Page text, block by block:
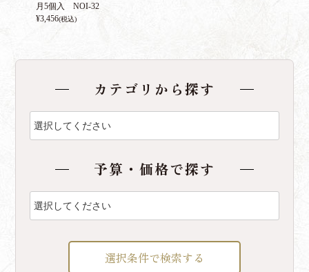
月5個入 NOI-32
¥3,456(税込)
カテゴリから探す
予算・価格で探す
選択条件で検索する